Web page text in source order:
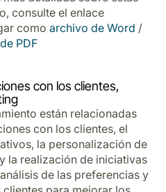
consulte el enlace
como archivo de Word /
PDF
con los clientes,
están relacionadas
con los clientes, el
la personalización de
la realización de iniciativas
de las preferencias y